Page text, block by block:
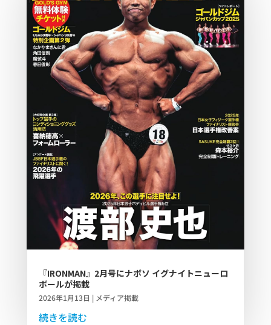
『IRONMAN』2月号にナボソ イグナイトニューロ
ボールが掲載
2026年1月13日 | メディア掲載
続きを読む